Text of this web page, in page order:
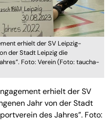
erhielt der SV Leipzig-
der Stadt Leipzig die
Foto: Verein (Foto: taucha-
erhielt der SV
Jahr von der Stadt
des Jahres”. Foto: